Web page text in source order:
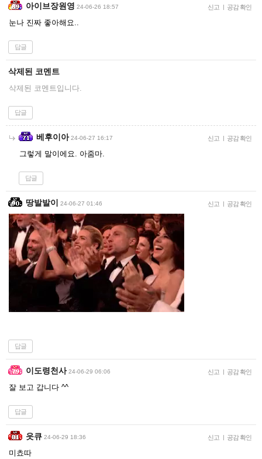
아이브장원영 24-06-26 18:57 신고 | 공감 확인
눈나 진짜 좋아해요..
답글
삭제된 코멘트
삭제된 코멘트입니다.
답글
베후이아 24-06-27 16:17 신고 | 공감 확인
그렇게 말이에요. 아줌마.
답글
땅발발이 24-06-27 01:46 신고 | 공감 확인
답글
이도령천사 24-06-29 06:06 신고 | 공감 확인
잘 보고 갑니다 ^^
답글
읏큐 24-06-29 18:36 신고 | 공감 확인
미쵸따